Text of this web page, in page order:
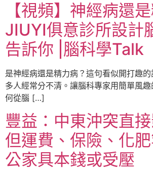
【視頻】神經病還
JIUYI俱意診所設計
告訴你 |腦科學Talk
是神經病還是精力病？這句看似開打趣
多人經常分不清。讓腦科專家用簡單風
何從腦 […]
豐益：中東沖突直
但運費、保險、化
公家具本錢或受壓